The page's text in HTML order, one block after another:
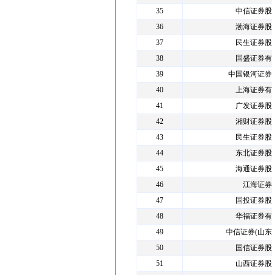
35
中信证券
36
渤海证券
37
民生证券
38
国盛证券
39
中国银河证
40
上海证券
41
广发证券
42
湘财证券
43
民生证券
44
东北证券
45
海通证券
46
江海证
47
国投证券
48
华福证券
49
中信证券(山
50
国信证券
51
山西证券